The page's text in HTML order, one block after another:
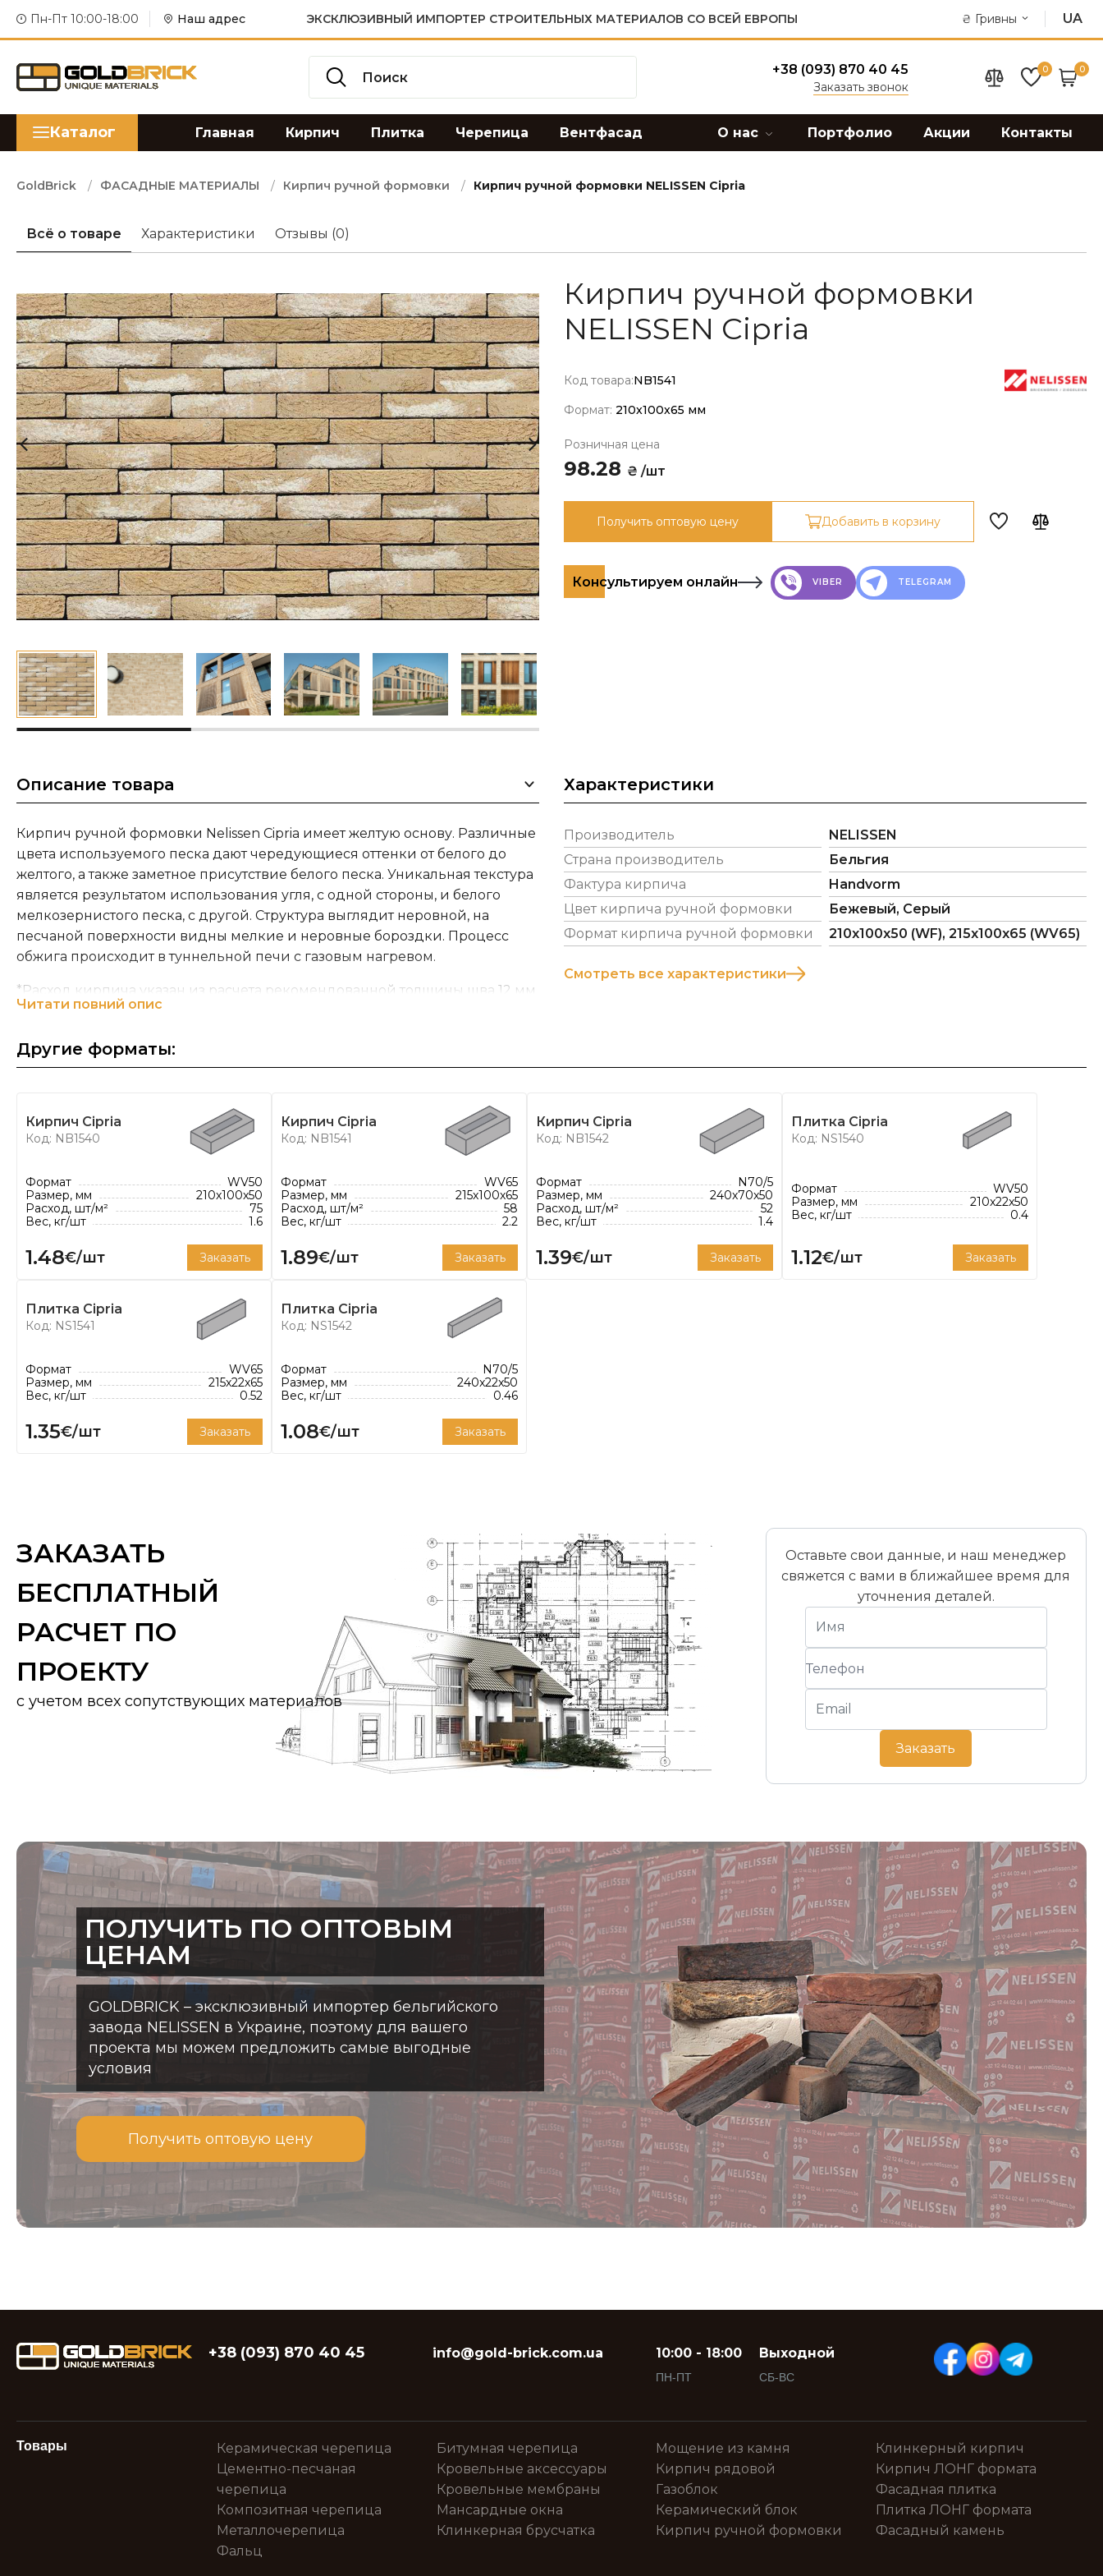
Пн-Пт 10:00-18:00 Наш адрес ЭКСКЛЮЗИВНЫЙ ИМПОРТЕР СТРОИТЕЛЬНЫХ МАТЕРИАЛОВ СО ВСЕЙ ЕВРОПЫ ₴ Гривны UA
+38 (093) 870 40 45
Заказать звонок
0 0
Каталог Главная Кирпич Плитка Черепица Вентфасад О нас Портфолио Акции Контакты
GoldBrick ФАСАДНЫЕ МАТЕРИАЛЫ Кирпич ручной формовки Кирпич ручной формовки NELISSEN Cipria
Всё о товаре Характеристики Отзывы (0)
Кирпич ручной формовки
NELISSEN Cipria
Код товара:NB1541
Формат: 210x100x65 мм
Розничная цена
98.28 ₴ /шт
Получить оптовую цену Добавить в корзину
Консультируем онлайн VIBER TELEGRAM
Описание товара
Кирпич ручной формовки Nelissen Cipria имеет желтую основу. Различные
цвета используемого песка дают чередующиеся оттенки от белого до
желтого, а также заметное присутствие белого песка. Уникальная текстура
является результатом использования угля, с одной стороны, и белого
мелкозернистого песка, с другой. Структура выглядит неровной, на
песчаной поверхности видны мелкие и неровные бороздки. Процесс
обжига происходит в туннельной печи с газовым нагревом.
*Расход кирпича указан из расчета рекомендованной толщины шва 12 мм
облицовочного кирпича высшего качества на протяжении уже четырех
поколений, начав работать 90 лет назад в качестве семейного
компания стала одной из крупнейших на рынке, а ее оборот достиг 185
млн кирпичей.
"кирпич на любой вкус"
компания Nelissen предлагает
широкий выбор кирпича для самых разнообразных стилей:
классический, старинный или современный. Ассортимент кирпича
насчитывает 100 цветов и 8 различных форматов. Кирпичи Nelissen
идеально подходят как для традиционных, так и для современных
проектов.
Читати повний опис
Характеристики
Производитель
NELISSEN
Страна производитель
Бельгия
Фактура кирпича
Handvorm
Цвет кирпича ручной формовки
Бежевый, Серый
Формат кирпича ручной формовки
210х100х50 (WF), 215х100х65 (WV65)
Смотреть все характеристики
Другие форматы:
Кирпич Cipria
Код: NB1540
Формат
WV50
Размер, мм
210x100x50
Расход, шт/м²
75
Вес, кг/шт
1.6
1.48€/шт Заказать
Кирпич Cipria
Код: NB1541
Формат
WV65
Размер, мм
215x100x65
Расход, шт/м²
58
Вес, кг/шт
2.2
1.89€/шт Заказать
Кирпич Cipria
Код: NB1542
Формат
N70/5
Размер, мм
240x70x50
Расход, шт/м²
52
Вес, кг/шт
1.4
1.39€/шт Заказать
Плитка Cipria
Код: NS1540
Формат
WV50
Размер, мм
210x22x50
Вес, кг/шт
0.4
1.12€/шт Заказать
Плитка Cipria
Код: NS1541
Формат
WV65
Размер, мм
215x22x65
Вес, кг/шт
0.52
1.35€/шт Заказать
Плитка Cipria
Код: NS1542
Формат
N70/5
Размер, мм
240x22x50
Вес, кг/шт
0.46
1.08€/шт Заказать
ЗАКАЗАТЬ
БЕСПЛАТНЫЙ
РАСЧЕТ ПО
ПРОЕКТУ
с учетом всех сопутствующих материалов
Оставьте свои данные, и наш менеджер
свяжется с вами в ближайшее время для
уточнения деталей.
Заказать
ПОЛУЧИТЬ ПО ОПТОВЫМ
ЦЕНАМ
GOLDBRICK – эксклюзивный импортер бельгийского
завода NELISSEN в Украине, поэтому для вашего
проекта мы можем предложить самые выгодные
условия
Получить оптовую цену
+38 (093) 870 40 45 info@gold-brick.com.ua 10:00 - 18:00
ПН-ПТ
Выходной
СБ-ВС
Товары
Керамическая черепица
Цементно-песчаная
черепица
Композитная черепица
Металлочерепица
Фальц
Битумная черепица
Кровельные аксессуары
Кровельные мембраны
Мансардные окна
Клинкерная брусчатка
Мощение из камня
Кирпич рядовой
Газоблок
Керамический блок
Кирпич ручной формовки
Клинкерный кирпич
Кирпич ЛОНГ формата
Фасадная плитка
Плитка ЛОНГ формата
Фасадный камень